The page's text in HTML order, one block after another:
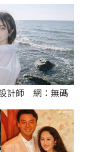
計師　網：無碼